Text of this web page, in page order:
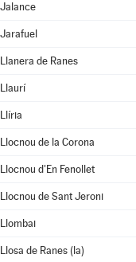
Jalance
Jarafuel
Llanera de Ranes
Llaurí
Llíria
Llocnou de la Corona
Llocnou d'En Fenollet
Llocnou de Sant Jeroni
Llombai
Llosa de Ranes (la)